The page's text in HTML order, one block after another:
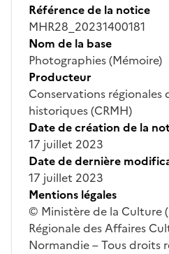
Référence de la notice
MHR28_20231400181
Nom de la base
Photographies (Mémoire)
Producteur
Conservations régionales
historiques (CRMH)
Date de création de la
17 juillet 2023
Date de dernière
17 juillet 2023
Mentions légales
© Ministère de la Culture
Régionale des Affaires
Normandie – Tous droits